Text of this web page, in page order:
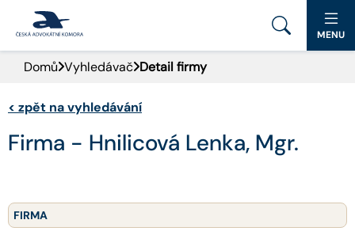
PORTÁL ČAK
DOMŮ
AKTUALITY
PRO VEŘEJNOST
MENU
Domů Vyhledávač Detail firmy
< zpět na vyhledávání
Firma - Hnilicová Lenka, Mgr.
FIRMA